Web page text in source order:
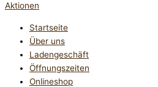
Aktionen
Startseite
Über uns
Ladengeschäft
Öffnungszeiten
Onlineshop